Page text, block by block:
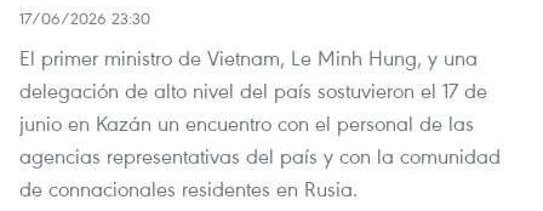
17/06/2026 23:30
El primer ministro de Vietnam, Le Minh Hung, y una
delegación de alto nivel del país sostuvieron el 17 de
junio en Kazán un encuentro con el personal de las
agencias representativas del país y con la comunidad
de connacionales residentes en Rusia.